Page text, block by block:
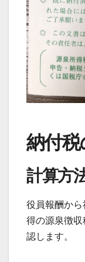
納付
計算方
役員報酬か
得の源泉徴
認します。